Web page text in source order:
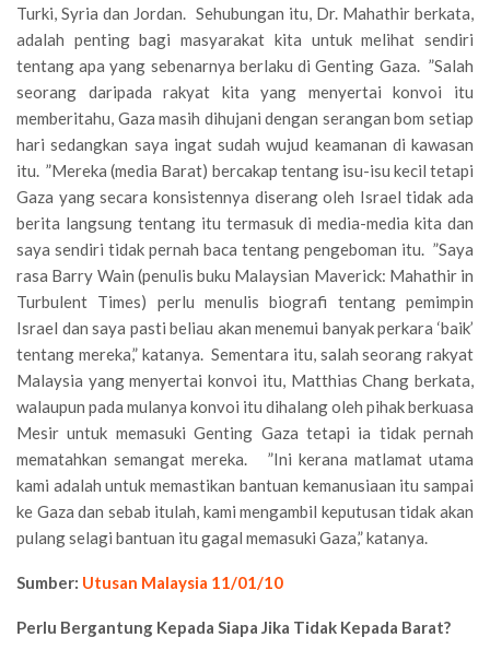
Turki, Syria dan Jordan. Sehubungan itu, Dr. Mahathir berkata,
adalah penting bagi masyarakat kita untuk melihat sendiri
tentang apa yang sebenarnya berlaku di Genting Gaza. ”Salah
seorang daripada rakyat kita yang menyertai konvoi itu
memberitahu, Gaza masih dihujani dengan serangan bom setiap
hari sedangkan saya ingat sudah wujud keamanan di kawasan
itu. ”Mereka (media Barat) bercakap tentang isu-isu kecil tetapi
Gaza yang secara konsistennya diserang oleh Israel tidak ada
berita langsung tentang itu termasuk di media-media kita dan
saya sendiri tidak pernah baca tentang pengeboman itu. ”Saya
rasa Barry Wain (penulis buku Malaysian Maverick: Mahathir in
Turbulent Times) perlu menulis biografi tentang pemimpin
Israel dan saya pasti beliau akan menemui banyak perkara ‘baik’
tentang mereka,” katanya. Sementara itu, salah seorang rakyat
Malaysia yang menyertai konvoi itu, Matthias Chang berkata,
walaupun pada mulanya konvoi itu dihalang oleh pihak berkuasa
Mesir untuk memasuki Genting Gaza tetapi ia tidak pernah
mematahkan semangat mereka. ”Ini kerana matlamat utama
kami adalah untuk memastikan bantuan kemanusiaan itu sampai
ke Gaza dan sebab itulah, kami mengambil keputusan tidak akan
pulang selagi bantuan itu gagal memasuki Gaza,” katanya.
Sumber: Utusan Malaysia 11/01/10
Perlu Bergantung Kepada Siapa Jika Tidak Kepada Barat?